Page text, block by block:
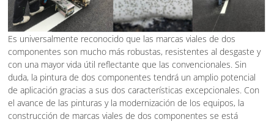
Es universalmente reconocido que las marcas viales de dos
componentes son mucho más robustas, resistentes al desgaste y
con una mayor vida útil reflectante que las convencionales. Sin
duda, la pintura de dos componentes tendrá un amplio potencial
de aplicación gracias a sus dos características excepcionales. Con
el avance de las pinturas y la modernización de los equipos, la
construcción de marcas viales de dos componentes se está